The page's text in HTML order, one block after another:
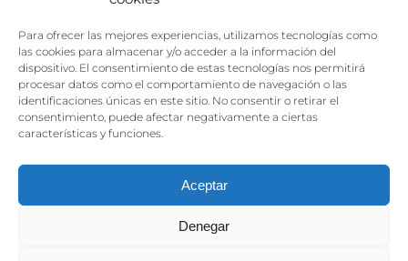
Para ofrecer las mejores experiencias, utilizamos tecnologías como
las cookies para almacenar y/o acceder a la información del
dispositivo. El consentimiento de estas tecnologías nos permitirá
procesar datos como el comportamiento de navegación o las
identificaciones únicas en este sitio. No consentir o retirar el
consentimiento, puede afectar negativamente a ciertas
características y funciones.
Aceptar
Denegar
El empleo, la gran llave para una vida
independiente: Fundación Dfa reclama un
impulso decidido a la inclusión laboral de las
personas con discapacidad
Clown, circo y magia: el Jardín de las Artes
de julio con su segundo “Festival